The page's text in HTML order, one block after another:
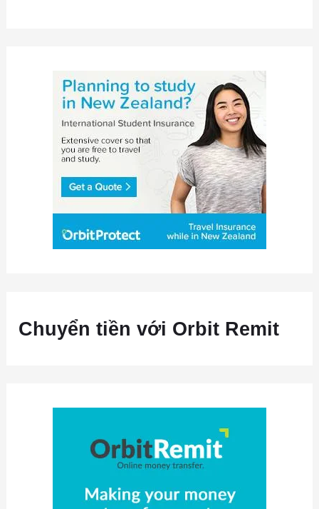
Chuyển tiền với Orbit Remit